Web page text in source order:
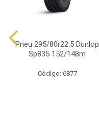
Pneu 295/80r22.5 Dunlop
Sp835 152/148m
Código: 6877